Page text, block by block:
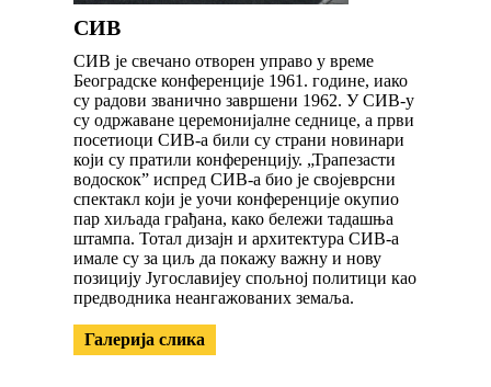
СИВ
СИВ је свечано отворен управо у време
Београдске конференције 1961. године, иако
су радови званично завршени 1962. У СИВ-у
су одржаване церемонијалне седнице, а први
посетиоци СИВ-а били су страни новинари
који су пратили конференцију. „Трапезасти
водоскок” испред СИВ-а био је својеврсни
спектакл који је уочи конференције окупио
пар хиљада грађана, како бележи тадашња
штампа. Тотал дизајн и архитектура СИВ-а
имале су за циљ да покажу важну и нову
позицију Југославијеу спољној политици као
предводника неангажованих земаља.
Галерија слика